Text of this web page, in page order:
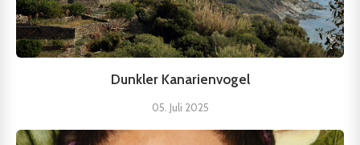
Dunkler Kanarienvogel
05. Juli 2025